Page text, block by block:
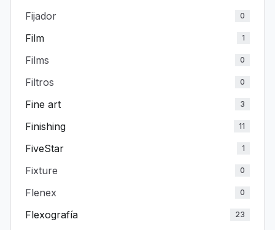
Fijador 0
Film 1
Films 0
Filtros 0
Fine art 3
Finishing 11
FiveStar 1
Fixture 0
Flenex 0
Flexografía 23